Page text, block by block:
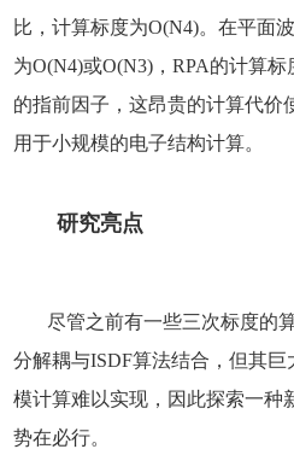
比，计算标度为O(N4)。在平面
为O(N4)或O(N3)，RPA的计算
的指前因子，这昂贵的计算代价
用于小规模的电子结构计算。
研究亮点
尽管之前有一些三次标度的
分解耦与ISDF算法结合，但其
模计算难以实现，因此探索一种
势在必行。